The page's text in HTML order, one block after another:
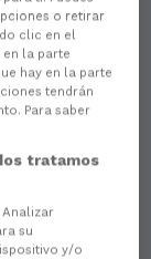
o retirar
clic en el
en la parte
hay en la parte
tendrán
Para saber
tratamos
su
y/o